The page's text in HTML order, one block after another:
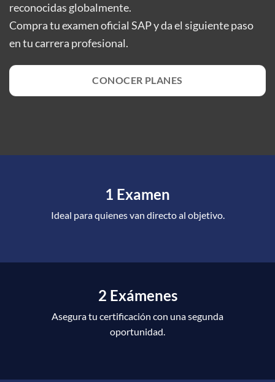
reconocidas globalmente.
Compra tu examen oficial SAP y da el siguiente paso
en tu carrera profesional.
CONOCER PLANES
1 Examen
Ideal para quienes van directo al objetivo.
2 Exámenes
Asegura tu certificación con una segunda
oportunidad.